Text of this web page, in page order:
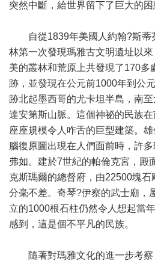
突然中斷，給世界留下了巨大的困
自從1839年美國人約翰?斯蒂
林第一次發現瑪雅古文明遺址以
美的叢林和荒原上共發現了170多
跡，並發現在公元前1000年到公
跡北起墨西哥的尤卡坦半島，南
達安第斯山脈。這個神祕的民族
座座規模令人咋舌的巨型建築。
腦復原圖出現在人們面前時，許
弗如。建於7世紀的帕倫克宮，殿
克斯瑪爾的總督府，由22500塊石
分毫不差。奇琴?伊察的武士廟，
立的1000根石柱仍然令人想起當
感到，這是個不平凡的民族。
隨著對瑪雅文化的進一步考察